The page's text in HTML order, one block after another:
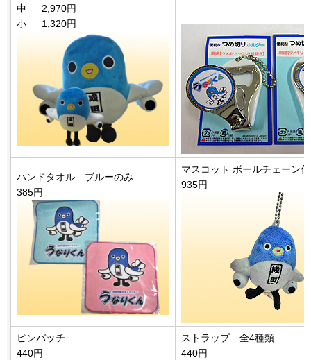
中 2,970円
小 1,320円
ハンドタオル ブルーのみ
385円
マスコット ボールチェーン付
935円
ピンバッチ
440円
ストラップ 全4種類
440円